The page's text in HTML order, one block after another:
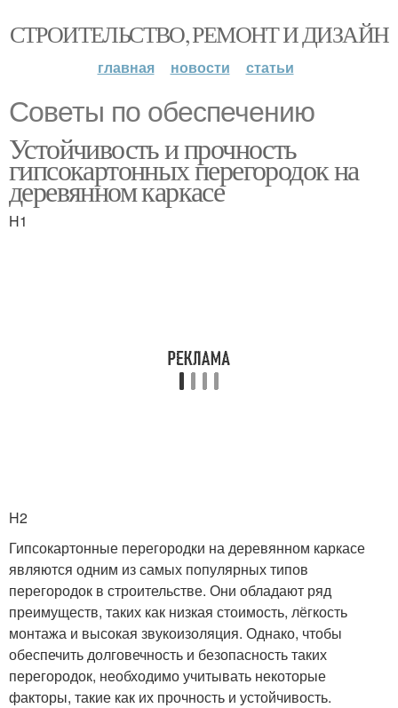
СТРОИТЕЛЬСТВО, РЕМОНТ И ДИЗАЙН
главная новости статьи
Советы по обеспечению
Устойчивость и прочность
гипсокартонных перегородок на
деревянном каркасе
H1
H2
Гипсокартонные перегородки на деревянном каркасе
являются одним из самых популярных типов
перегородок в строительстве. Они обладают ряд
преимуществ, таких как низкая стоимость, лёгкость
монтажа и высокая звукоизоляция. Однако, чтобы
обеспечить долговечность и безопасность таких
перегородок, необходимо учитывать некоторые
факторы, такие как их прочность и устойчивость.